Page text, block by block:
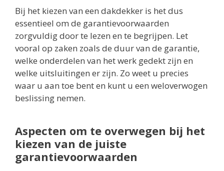
Bij het kiezen van een dakdekker is het dus
essentieel om de garantievoorwaarden
zorgvuldig door te lezen en te begrijpen. Let
vooral op zaken zoals de duur van de garantie,
welke onderdelen van het werk gedekt zijn en
welke uitsluitingen er zijn. Zo weet u precies
waar u aan toe bent en kunt u een weloverwogen
beslissing nemen.
Aspecten om te overwegen bij het
kiezen van de juiste
garantievoorwaarden